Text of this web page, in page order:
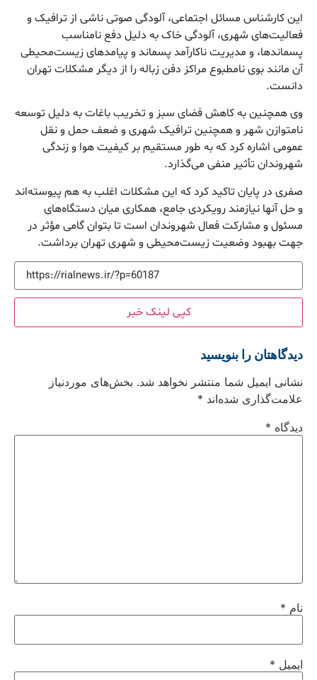
این کارشناس مسائل اجتماعی، آلودگی صوتی ناشی از ترافیک و
فعالیت‌های شهری، آلودگی خاک به دلیل دفع نامناسب
پسماندها، و مدیریت ناکارآمد پسماند و پیامدهای زیست‌محیطی
آن مانند بوی نامطبوع مراکز دفن زباله را از دیگر مشکلات تهران
دانست.
وی همچنین به کاهش فضای سبز و تخریب باغات به دلیل توسعه
نامتوازن شهر و همچنین ترافیک شهری و ضعف حمل و نقل
عمومی اشاره کرد که به طور مستقیم بر کیفیت هوا و زندگی
شهروندان تأثیر منفی می‌گذارد.
صفری در پایان تاکید کرد که این مشکلات اغلب به هم پیوسته‌اند
و حل آنها نیازمند رویکردی جامع، همکاری میان دستگاه‌های
مسئول و مشارکت فعال شهروندان است تا بتوان گامی مؤثر در
جهت بهبود وضعیت زیست‌محیطی و شهری تهران برداشت.
کپی لینک خبر
دیدگاهتان را بنویسید
نشانی ایمیل شما منتشر نخواهد شد. بخش‌های موردنیاز
علامت‌گذاری شده‌اند *
دیدگاه *
نام *
ایمیل *